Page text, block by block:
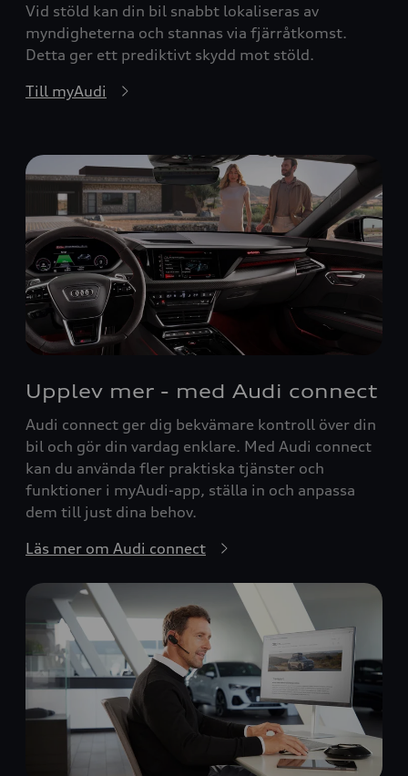
Vid stöld kan din bil snabbt lokaliseras av
myndigheterna och stannas via fjärråtkomst.
Detta ger ett prediktivt skydd mot stöld.
Till myAudi
Upplev mer - med Audi connect
Audi connect ger dig bekvämare kontroll över din
bil och gör din vardag enklare. Med Audi connect
kan du använda fler praktiska tjänster och
funktioner i myAudi-app, ställa in och anpassa
dem till just dina behov.
Läs mer om Audi connect